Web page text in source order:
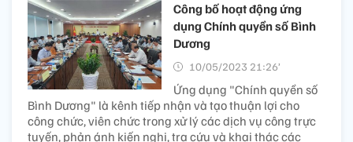
Công bố hoạt động ứng
dụng Chính quyền số Bình
Dương
10/05/2023 21:26’
Ứng dụng "Chính quyền số
Bình Dương" là kênh tiếp nhận và tạo thuận lợi cho
công chức, viên chức trong xử lý các dịch vụ công trực
tuyến, phản ánh kiến nghị, tra cứu và khai thác các